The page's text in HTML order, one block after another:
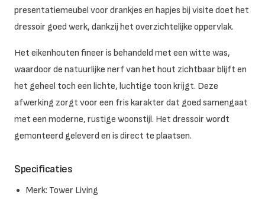
presentatiemeubel voor drankjes en hapjes bij visite doet het
dressoir goed werk, dankzij het overzichtelijke oppervlak.
Het eikenhouten fineer is behandeld met een witte was,
waardoor de natuurlijke nerf van het hout zichtbaar blijft en
het geheel toch een lichte, luchtige toon krijgt. Deze
afwerking zorgt voor een fris karakter dat goed samengaat
met een moderne, rustige woonstijl. Het dressoir wordt
gemonteerd geleverd en is direct te plaatsen.
Specificaties
Merk: Tower Living